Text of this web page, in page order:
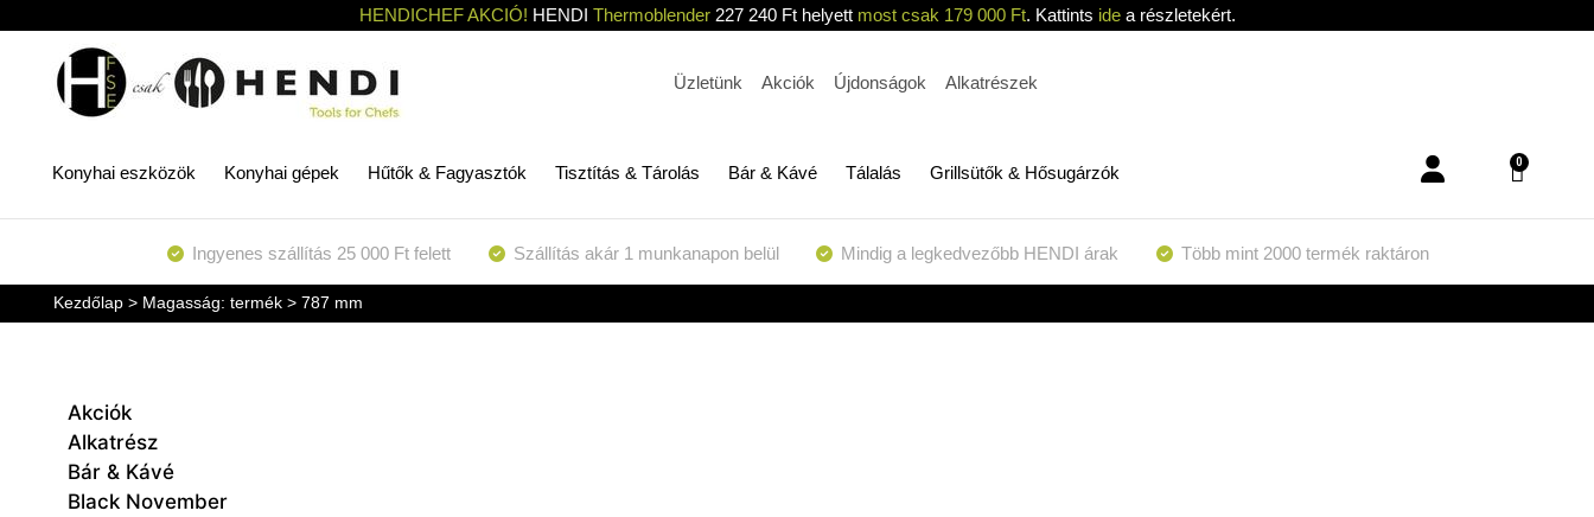
HENDICHEF AKCIÓ! HENDI Thermoblender227 240 Ft helyett most csak 179 000 Ft. Kattints idea részletekért.
Üzletünk Akciók Újdonságok Alkatrészek
Konyhai eszközök Konyhai gépek Hűtők & Fagyasztók Tisztítás & Tárolás Bár & Kávé Tálalás Grillsütők & Hősugárzók
0
Ingyenes szállítás 25 000 Ft felett Szállítás akár 1 munkanapon belül Mindig a legkedvezőbb HENDI árak Több mint 2000 termék raktáron
Kezdőlap> Magasság: termék > 787 mm
Akciók
Alkatrész
Bár & Kávé
Black November